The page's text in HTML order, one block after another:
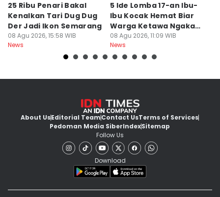
25 Ribu Penari Bakal
Kenalkan Tari Dug Dug
Der Jadi Ikon Semarang
08 Agu 2026, 15:58 WIB
News
5 Ide Lomba 17-an Ibu-
Ibu Kocak Hemat Biar
Warga Ketawa Ngakak
Pas Hari Kemerdekaan
08 Agu 2026, 11:09 WIB
News
About UsEditorial TeamContact UsTerms of Services
Pedoman Media SiberIndexSitemap
Follow Us
Download